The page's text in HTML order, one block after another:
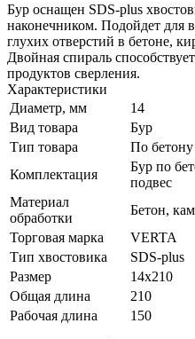
Бур оснащен SDS-plus
наконечником. Подойдет для
глухих отверстий в бетоне,
Двойная спираль
продуктов сверления.
Характеристики
Диаметр, мм
14
Вид товара
Бур
Тип товара
По бетону
Комплектация
Бур по
подвес
Материал
обработки
Бетон,
Торговая марка
VERTA
Тип хвостовика
SDS-plus
Размер
14х210
Общая длина
210
Рабочая длина
150